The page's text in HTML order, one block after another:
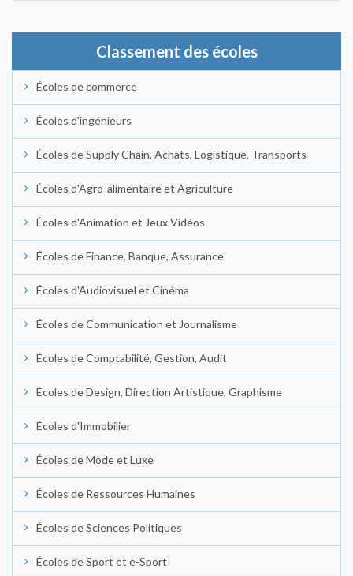
Classement des écoles
Écoles de commerce
Écoles d'ingénieurs
Écoles de Supply Chain, Achats, Logistique, Transports
Écoles d'Agro-alimentaire et Agriculture
Écoles d'Animation et Jeux Vidéos
Écoles de Finance, Banque, Assurance
Écoles d'Audiovisuel et Cinéma
Écoles de Communication et Journalisme
Écoles de Comptabilité, Gestion, Audit
Écoles de Design, Direction Artistique, Graphisme
Écoles d'Immobilier
Écoles de Mode et Luxe
Écoles de Ressources Humaines
Écoles de Sciences Politiques
Écoles de Sport et e-Sport